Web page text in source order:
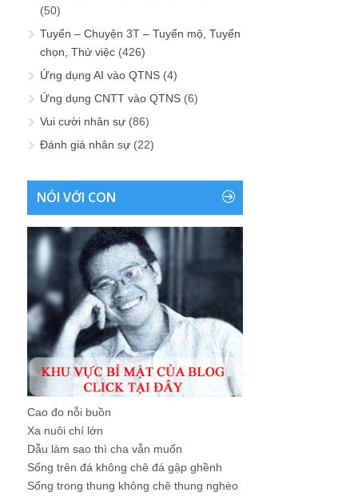
(50)
Tuyển – Chuyện 3T – Tuyển mộ, Tuyển
chọn, Thử việc (426)
Ứng dụng AI vào QTNS (4)
Ứng dụng CNTT vào QTNS (6)
Vui cười nhân sự (86)
Đánh giá nhân sự (22)
NÓI VỚI CON
Cao đo nỗi buồn
Xa nuôi chí lớn
Dẫu làm sao thì cha vẫn muốn
Sống trên đá không chê đá gập ghềnh
Sống trong thung không chê thung nghèo